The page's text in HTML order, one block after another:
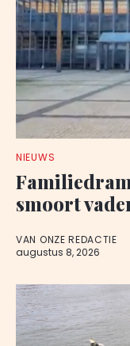
NIEUWS
smoort
VAN ONZE REDACTIE
augustus 8, 2026